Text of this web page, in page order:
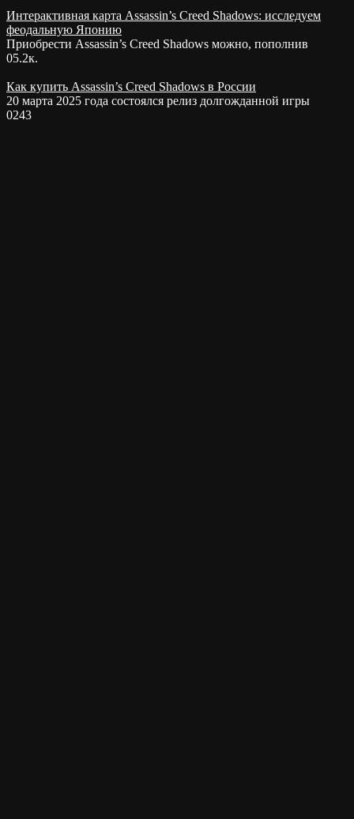
Интерактивная карта Assassin’s Creed Shadows: исследуем
феодальную Японию
Приобрести Assassin’s Creed Shadows можно, пополнив
05.2к.
Как купить Assassin’s Creed Shadows в России
20 марта 2025 года состоялся релиз долгожданной игры
0243